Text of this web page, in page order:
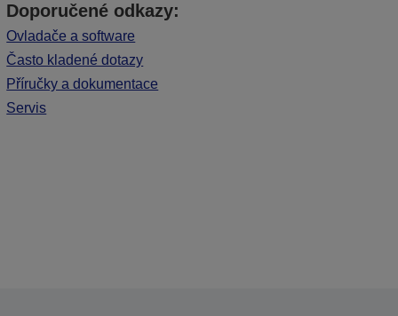
Doporučené odkazy:
Ovladače a software
Často kladené dotazy
Příručky a dokumentace
Servis